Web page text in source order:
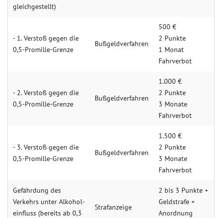
gleichgestellt)
- 1. Verstoß gegen die
0,5-Promille-Grenze
Bußgeldverfahren
500 €
2 Punkte
1 Monat
Fahrverbot
- 2. Verstoß gegen die
0,5-Promille-Grenze
Bußgeldverfahren
1.000 €
2 Punkte
3 Monate
Fahrverbot
- 3. Verstoß gegen die
0,5-Promille-Grenze
Bußgeldverfahren
1.500 €
2 Punkte
3 Monate
Fahrverbot
Gefähr­dung des
Verkehrs unter Alkohol­
einfluss (bereits ab 0,3
Strafanzeige
2 bis 3 Punkte +
Geldstrafe +
Anordnung